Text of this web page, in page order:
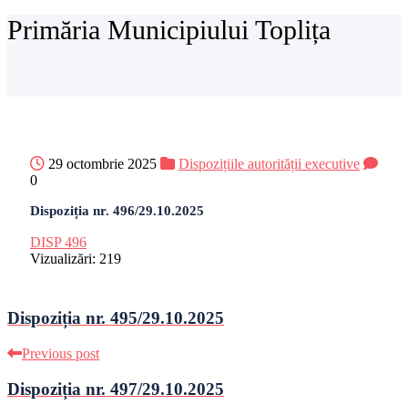
Primăria Municipiului Toplița
29 octombrie 2025
Dispozițiile autorității executive
0
Dispoziția nr. 496/29.10.2025
DISP 496
Vizualizări: 219
Dispoziția nr. 495/29.10.2025
Previous post
Dispoziția nr. 497/29.10.2025